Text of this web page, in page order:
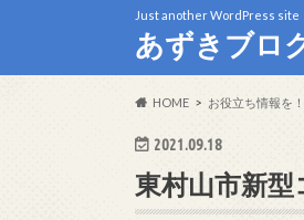
Just another WordPress site
あずきブロ
HOME お役立ち情報を！
2021.09.18
東村山市新